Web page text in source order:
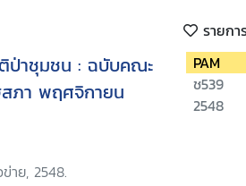
รายกา
ป่าชุมชน : ฉบับคณะ
สภา พฤศจิกายน
าย, 2548.
PAM
ช539
2548